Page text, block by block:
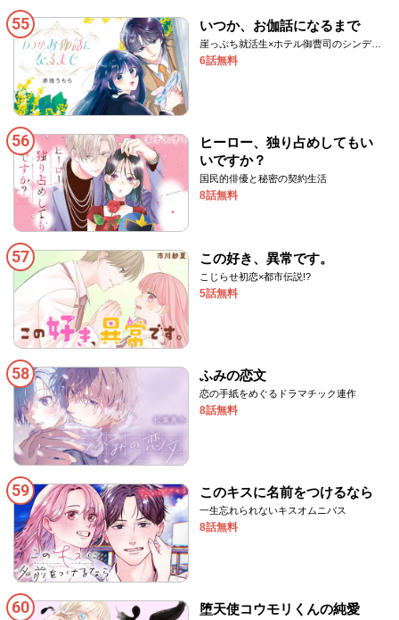
55 いつか、お伽話になるまで
崖っぷち就活生×ホテル御曹司のシンデレ
ララブ！
6話無料
56
ヒーロー、独り占めしてもい
いですか？
国民的俳優と秘密の契約生活
8話無料
57 この好き、異常です。
こじらせ初恋×都市伝説!?
5話無料
58 ふみの恋文
恋の手紙をめぐるドラマチック連作
8話無料
59 このキスに名前をつけるなら
一生忘れられないキスオムニバス
8話無料
60 堕天使コウモリくんの純愛